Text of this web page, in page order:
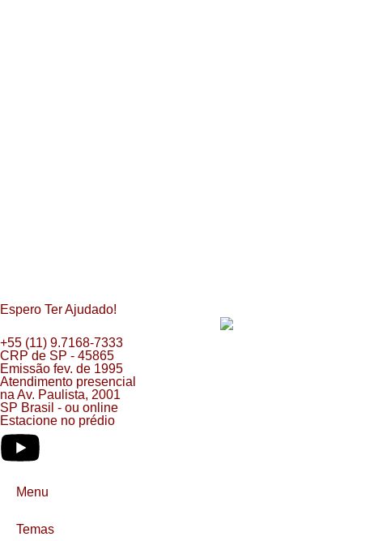
Espero Ter Ajudado!
+55 (11) 9.7168-7333
CRP de SP - 45865
Emissão fev. de 1995
Atendimento presencial
na Av. Paulista, 2001
SP Brasil - ou online
Estacione no prédio
Menu
Temas